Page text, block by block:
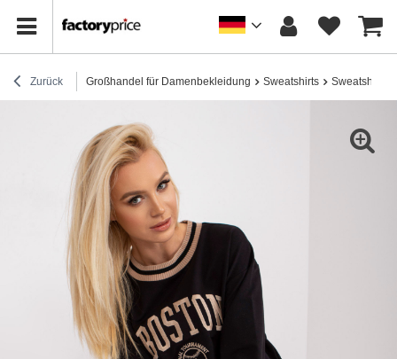
Zurück Großhandel für Damenbekleidung Sweatshirts Sweatshirts